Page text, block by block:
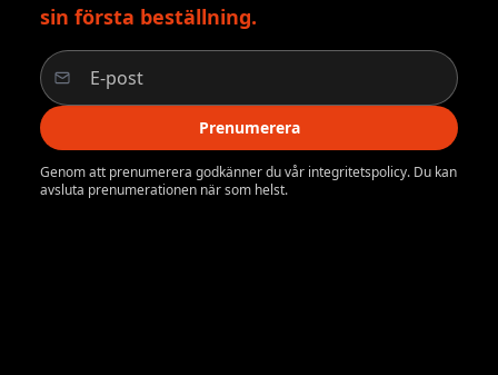
sin första beställning.
Prenumerera
Genom att prenumerera godkänner du vår integritetspolicy. Du kan
avsluta prenumerationen när som helst.